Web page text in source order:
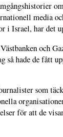
media
i Israel, har det
och
så hade de fått
som
för att de